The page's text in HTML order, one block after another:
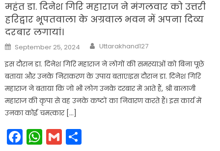
महंत डा. दिनेश गिरि महाराज ने मंगलवार को उत्तरी
हरिद्वार भूपतवाला के अग्रवाल भवन में अपना दिव्य
दरबार लगायां।
Posted
on
September 25, 2024 Author
Uttarakhand127
इस दौरान डा. दिनेश गिरि महाराज ने लोगों की समस्याओं को बिना पूछे
बताया और उनके निराकरण के उपाय बताए।इस दौरान डा. दिनेश गिरि
महाराज ने बताया कि जो भी लोग उनके दरबार में आते हैं, श्री बालाजी
महाराज की कृपा से वह उनके कष्टों का निवारण करते हैं। इस कार्य में
उनका कोई चमत्कार […]
Facebook
WhatsApp
Gmail